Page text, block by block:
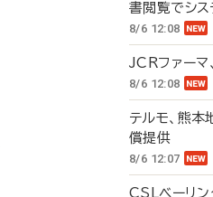
書閲覧でシス
8/6 12:08
JCRファー
8/6 12:08
テルモ、熊
償提供
8/6 12:07
CSLベーリ